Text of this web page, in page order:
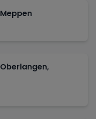
Meppen
Oberlangen,